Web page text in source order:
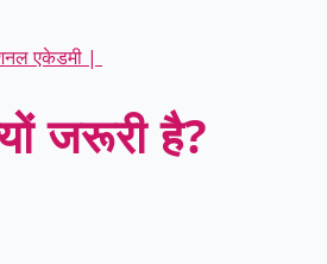
एकेडमी |
जरूरी है?